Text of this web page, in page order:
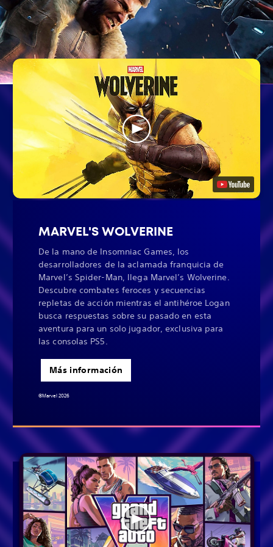
MARVEL'S WOLVERINE
De la mano de Insomniac Games, los
desarrolladores de la aclamada franquicia de
Marvel’s Spider-Man, llega Marvel’s Wolverine.
Descubre combates feroces y secuencias
repletas de acción mientras el antihéroe Logan
busca respuestas sobre su pasado en esta
aventura para un solo jugador, exclusiva para
las consolas PS5.
Más información
©Marvel 2026